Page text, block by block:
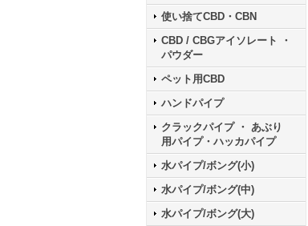
使い捨てCBD・CBN
CBD / CBGアイソレート ・
パウダー
ペット用CBD
ハンドパイプ
クラックパイプ ・ あぶり
用パイプ・ハッカパイプ
水パイプ/ボング(小)
水パイプ/ボング(中)
水パイプ/ボング(大)